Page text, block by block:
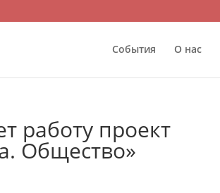
События О нас
работу проект
Общество»